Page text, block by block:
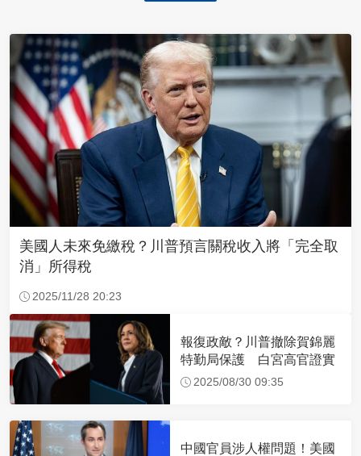
美國人未來免繳稅？川普預言關稅收入將「完全取
消」所得稅
2025/11/28 20:23
報復政敵？川普撤除賀錦麗
特勤局保護 白宮高官證實
2025/08/30 09:35
中國官員涉人權問題！美國